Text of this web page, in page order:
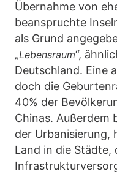
Übernahme von
beanspruchte
als Grund
„Lebensraum“,
Deutschland. Eine
doch die
40% der
Chinas. Außerdem
der Urbanisierung,
Land in die Städte,